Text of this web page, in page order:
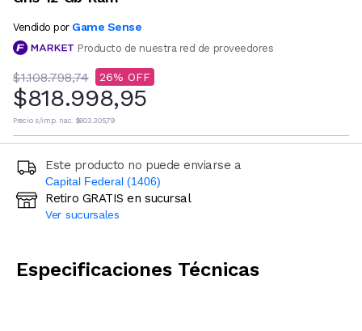
Vendido por Game Sense
Producto de nuestra red de proveedores
$1.108.798,74 26
$818.998,95
Precio s/imp. nac. $603.305,79
Este producto no puede enviarse a
Capital Federal (1406)
Ingresá código postal (sólo números)
Retiro GRATIS en sucursal
Ver sucursales
Especificaciones Técnicas